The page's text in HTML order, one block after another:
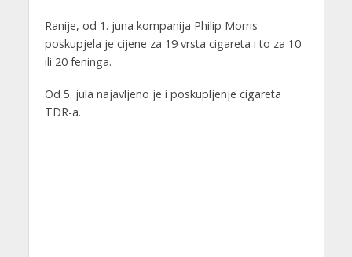
Ranije, od 1. juna kompanija Philip Morris
poskupjela je cijene za 19 vrsta cigareta i to za 10
ili 20 feninga.
Od 5. jula najavljeno je i poskupljenje cigareta
TDR-a.